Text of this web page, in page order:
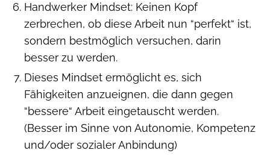
Handwerker Mindset: Keinen Kopf
zerbrechen, ob diese Arbeit nun “perfekt“ ist,
sondern bestmöglich versuchen, darin
besser zu werden.
Dieses Mindset ermöglicht es, sich
Fähigkeiten anzueignen, die dann gegen
“bessere“ Arbeit eingetauscht werden.
(Besser im Sinne von Autonomie, Kompetenz
und/oder sozialer Anbindung)